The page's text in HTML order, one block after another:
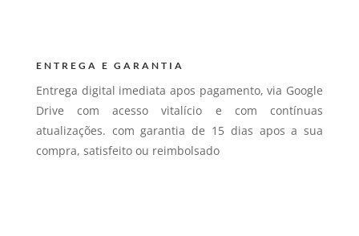
ENTREGA E GARANTIA
Entrega digital imediata apos pagamento, via Google
Drive com acesso vitalício e com contínuas
atualizações. com garantia de 15 dias apos a sua
compra, satisfeito ou reimbolsado